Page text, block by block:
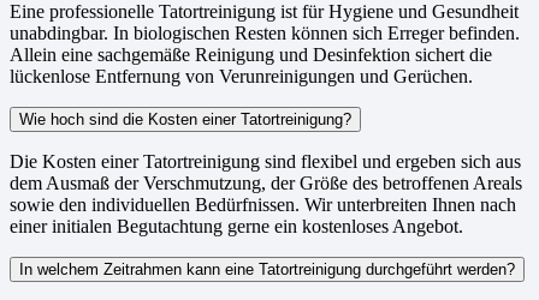
Eine professionelle Tatortreinigung ist für Hygiene und Gesundheit
unabdingbar. In biologischen Resten können sich Erreger befinden.
Allein eine sachgemäße Reinigung und Desinfektion sichert die
lückenlose Entfernung von Verunreinigungen und Gerüchen.
Wie hoch sind die Kosten einer Tatortreinigung?
Die Kosten einer Tatortreinigung sind flexibel und ergeben sich aus
dem Ausmaß der Verschmutzung, der Größe des betroffenen Areals
sowie den individuellen Bedürfnissen. Wir unterbreiten Ihnen nach
einer initialen Begutachtung gerne ein kostenloses Angebot.
In welchem Zeitrahmen kann eine Tatortreinigung durchgeführt werden?